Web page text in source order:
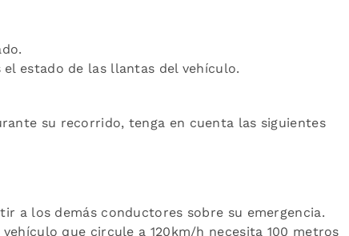
estado de las llantas del vehículo.
su recorrido, tenga en cuenta las siguientes
a los demás conductores sobre su emergencia.
que circule a 120km/h necesita 100 metros